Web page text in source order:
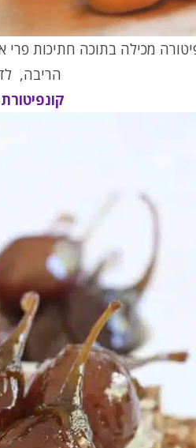
מכילה בתוכה חתיכות
הריבה,